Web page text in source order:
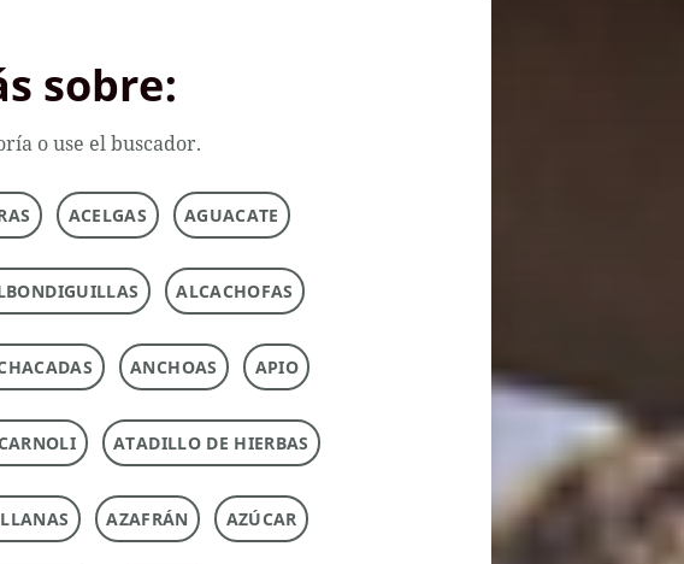
sobre:
o use el buscador.
ACELGAS AGUACATE
ALCACHOFAS
ANCHOAS APIO
ATADILLO DE HIERBAS
AZAFRÁN AZÚCAR